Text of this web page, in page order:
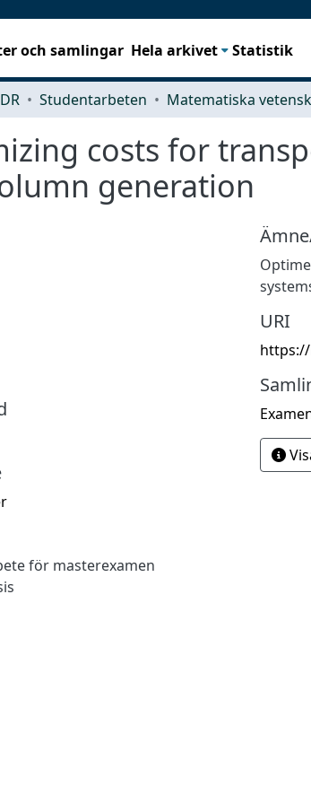
och samlingar Hela arkivet Statistik
Studentarbeten Matematiska
costs for
generation
för masterexamen
URI
https://